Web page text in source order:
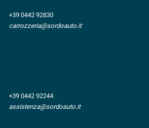
+39 0442 92830
carrozzeria@sordoauto.it
+39 0442 92244
assistenza@sordoauto.it